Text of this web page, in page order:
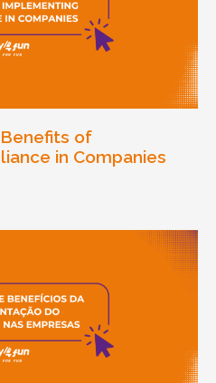
of
in Companies